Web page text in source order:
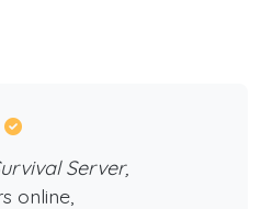
Server,
online,